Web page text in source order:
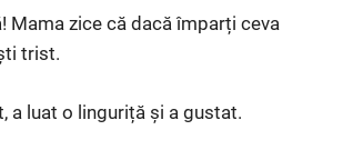
Mama zice că dacă împarți ceva
trist.
a luat o linguriță și a gustat.